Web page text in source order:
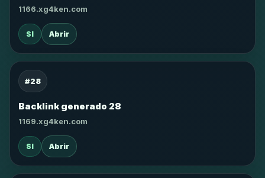
1166.xg4ken.com
SI Abrir
#28
Backlink generado 28
1169.xg4ken.com
SI Abrir